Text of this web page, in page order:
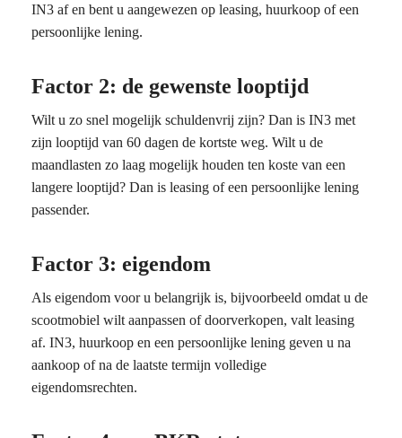
IN3 af en bent u aangewezen op leasing, huurkoop of een
persoonlijke lening.
Factor 2: de gewenste looptijd
Wilt u zo snel mogelijk schuldenvrij zijn? Dan is IN3 met
zijn looptijd van 60 dagen de kortste weg. Wilt u de
maandlasten zo laag mogelijk houden ten koste van een
langere looptijd? Dan is leasing of een persoonlijke lening
passender.
Factor 3: eigendom
Als eigendom voor u belangrijk is, bijvoorbeeld omdat u de
scootmobiel wilt aanpassen of doorverkopen, valt leasing
af. IN3, huurkoop en een persoonlijke lening geven u na
aankoop of na de laatste termijn volledige
eigendomsrechten.